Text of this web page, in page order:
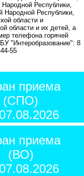
Народной Республики,
Народной Республики,
области и
области и их детей, а
телефона горячей
"Интеробразование": 8
55
приема
(СПО)
приема
(ВО)